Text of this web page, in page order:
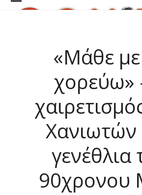
Skip
Open
Close
«Mάθε
χορεύω»
Χανιωτών
γενέθλια
90χρονου